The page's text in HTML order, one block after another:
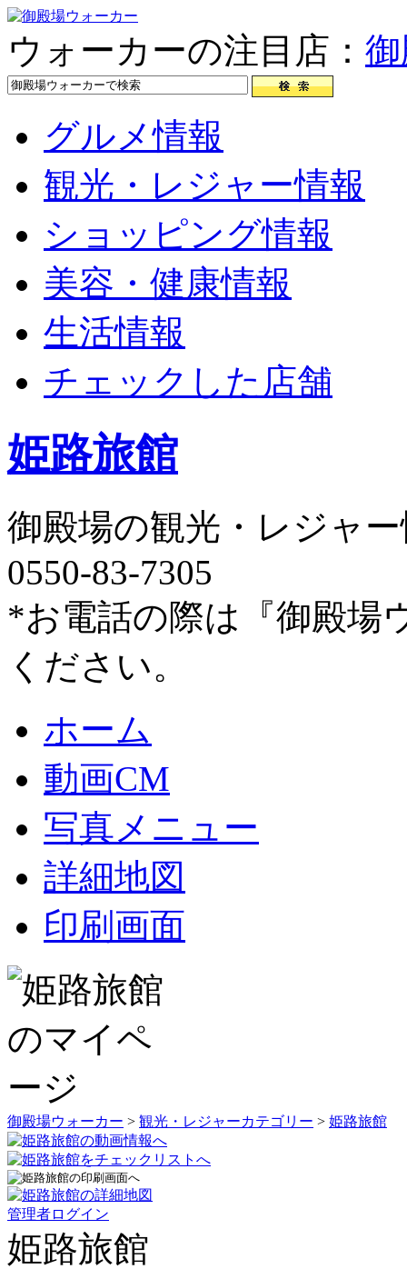
ウォーカーの注目店：
グルメ情報
観光・レジャー情報
ショッピング情報
美容・健康情報
生活情報
チェックした店舗
姫路旅館
御殿場の観光・レジャ
0550-83-7305
*お電話の際は『御殿場
ください。
ホーム
動画CM
写真メニュー
詳細地図
印刷画面
御殿場ウォーカー > 観光・レジャーカテゴリー > 姫路旅館
管理者ログイン
姫路旅館